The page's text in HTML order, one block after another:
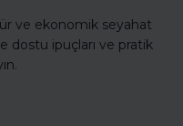
ve ekonomik seyahat
dostu ipuçları ve pratik